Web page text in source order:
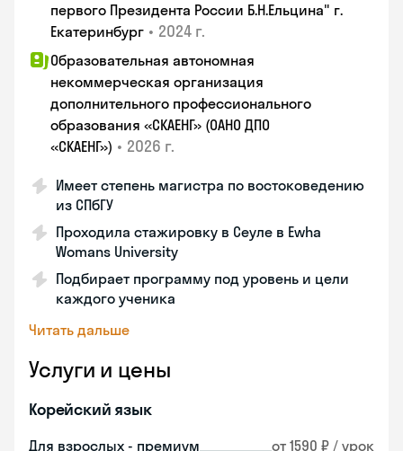
первого Президента России Б.Н.Ельцина" г.
Екатеринбург • 2024 г.
Образовательная автономная
некоммерческая организация
дополнительного профессионального
образования «СКАЕНГ» (ОАНО ДПО
«СКАЕНГ») • 2026 г.
Имеет степень магистра по востоковедению
из СПбГУ
Проходила стажировку в Сеуле в Ewha
Womans University
Подбирает программу под уровень и цели
каждого ученика
Читать дальше
Услуги и цены
Корейский язык
Для взрослых - премиум от 1590 ₽ / урок